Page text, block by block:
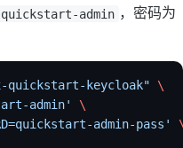
quickstart-admin ，密码为
quickstart-keycloak" \
admin'
\
admin-pass'